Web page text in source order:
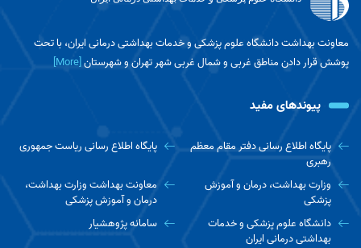
معاونت بهداشت دانشگاه علوم پزشکی و خدمات بهداشتی درمانی ایران، با تحت
پوشش قرار دادن مناطق غربی و شمال غربی شهر تهران و شهرستان[More]
پیوندهای مفید
پایگاه اطلاع رسانی دفتر مقام معظم
رهبری
پایگاه اطلاع رسانی ریاست جمهوری
وزارت بهداشت، درمان و آموزش
پزشکی
معاونت بهداشت وزارت بهداشت،
درمان و آموزش پزشکی
دانشگاه علوم پزشکی و خدمات
بهداشتی درمانی ایران
سامانه پژوهشیار